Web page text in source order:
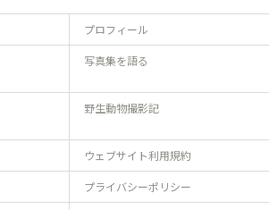
プロフィール
写真集を語る
野生動物撮影記
ウェブサイト利用規約
プライバシーポリシー